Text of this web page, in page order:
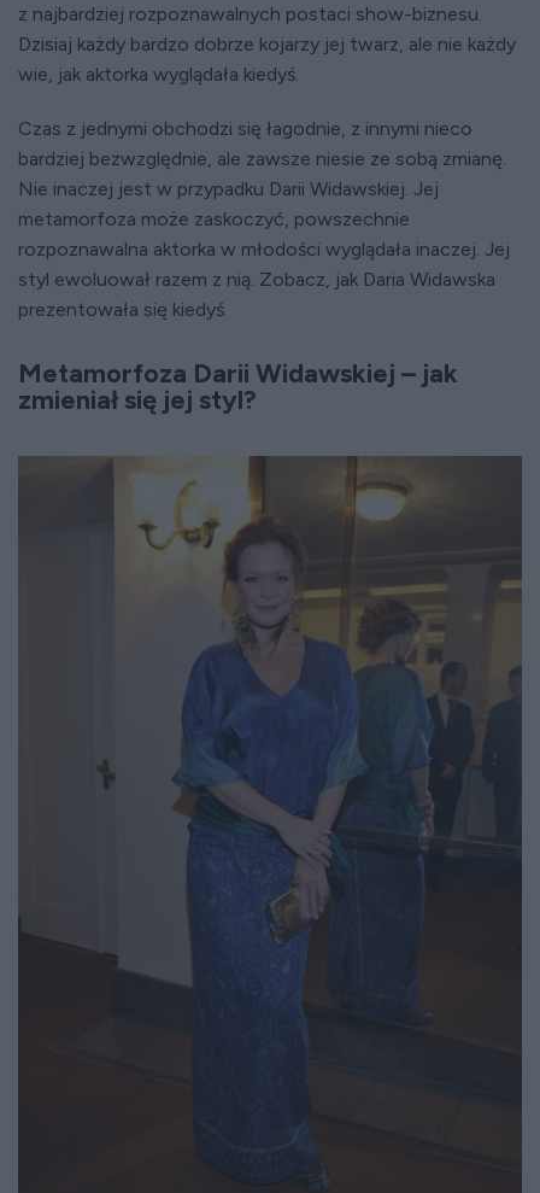
z najbardziej rozpoznawalnych postaci show-biznesu.
Dzisiaj każdy bardzo dobrze kojarzy jej twarz, ale nie każdy
wie, jak aktorka wyglądała kiedyś.
Czas z jednymi obchodzi się łagodnie, z innymi nieco
bardziej bezwzględnie, ale zawsze niesie ze sobą zmianę.
Nie inaczej jest w przypadku Darii Widawskiej. Jej
metamorfoza może zaskoczyć, powszechnie
rozpoznawalna aktorka w młodości wyglądała inaczej. Jej
styl ewoluował razem z nią. Zobacz, jak Daria Widawska
prezentowała się kiedyś.
Metamorfoza Darii Widawskiej – jak
zmieniał się jej styl?